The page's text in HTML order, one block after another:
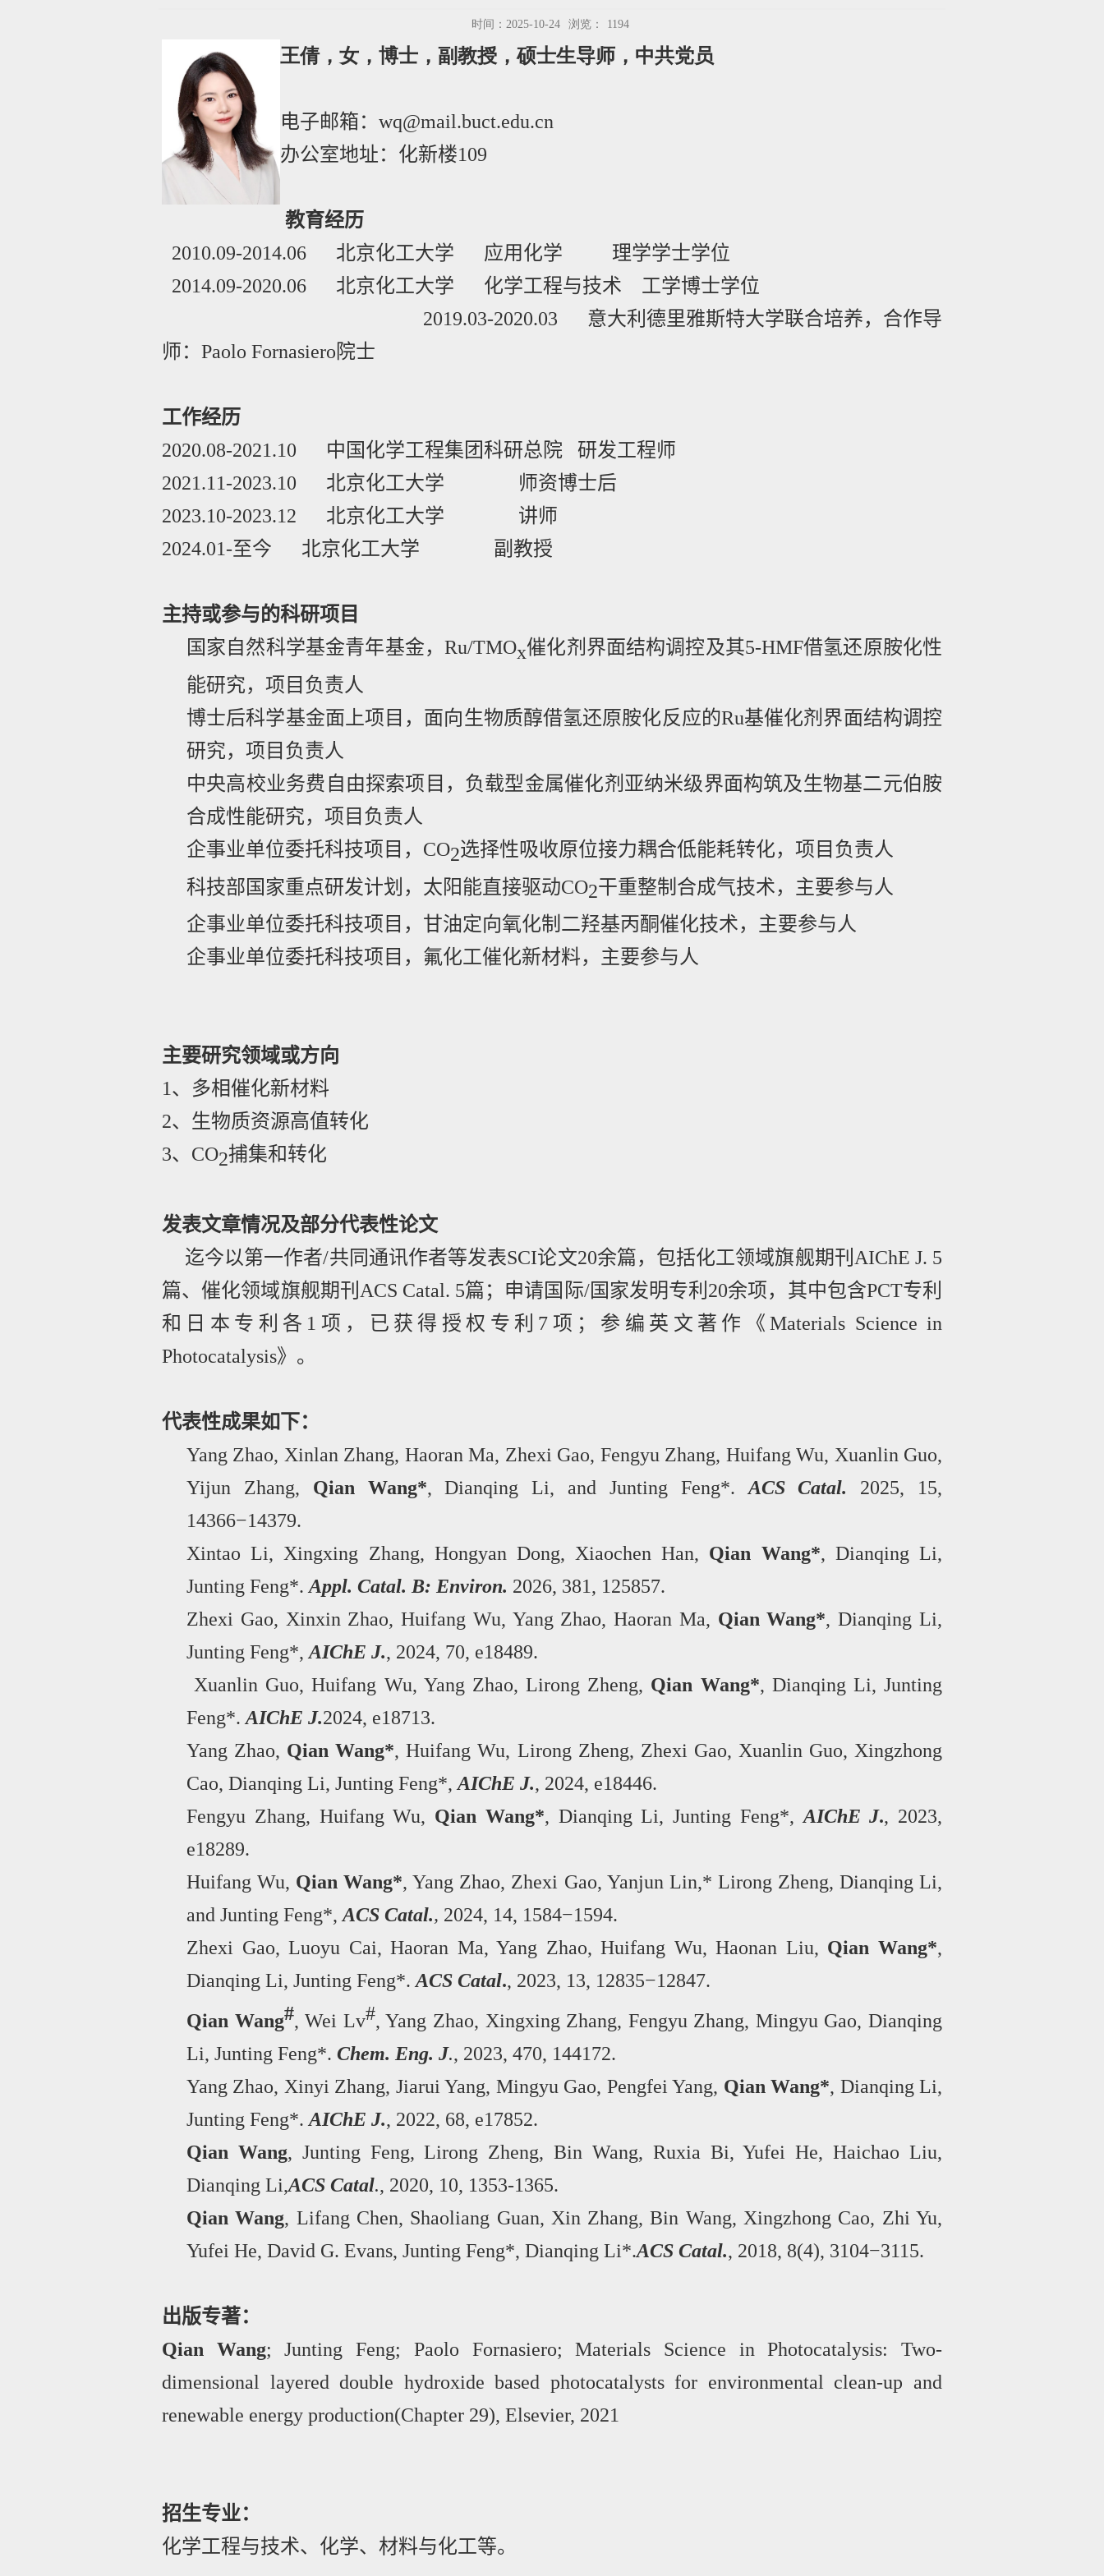
时间：2025-10-24 浏览： 1194
王倩，女，博士，副教授，硕士生导师，中共党员
电子邮箱： wq@mail.buct.edu.cn
办公室地址：化新楼109
教育经历
2010.09-2014.06 北京化工大学 应用化学 理学学士学位
2014.09-2020.06 北京化工大学 化学工程与技术 工学博士学位
2019.03-2020.03 意大利德里雅斯特大学联合培养，合作导
师： Paolo Fornasiero院士
工作经历
2020.08-2021.10 中国化学工程集团科研总院 研发工程师
2021.11-2023.10 北京化工大学 师资博士后
2023.10-2023.12 北京化工大学 讲师
2024.01-至今 北京化工大学 副教授
主持或参与的科研项目
国家自然科学基金青年基金，Ru/TMOx催化剂界面结构调控及其5-HMF借氢还原胺化性
能研究，项目负责人
博士后科学基金面上项目，面向生物质醇借氢还原胺化反应的Ru基催化剂界面结构调控
研究，项目负责人
中央高校业务费自由探索项目，负载型金属催化剂亚纳米级界面构筑及生物基二元伯胺
合成性能研究，项目负责人
企事业单位委托科技项目， CO2选择性吸收原位接力耦合低能耗转化，项目负责人
科技部国家重点研发计划，太阳能直接驱动CO2干重整制合成气技术，主要参与人
企事业单位委托科技项目，甘油定向氧化制二羟基丙酮催化技术，主要参与人
企事业单位委托科技项目，氟化工催化新材料，主要参与人
主要研究领域或方向
1、多相催化新材料
2、生物质资源高值转化
3、 CO2捕集和转化
发表文章情况及部分代表性论文
迄今以第一作者/共同通讯作者等发表SCI论文20余篇，包括化工领域旗舰期刊 AIChE J. 5
篇、催化领域旗舰期刊 ACS Catal. 5篇；申请国际/国家发明专利 20余项，其中包含PCT专利
和日本专利各 1 项，已获得授权专利 7 项；参编英文著作《Materials Science in
Photocatalysis》。
代表性成果如下：
Yang Zhao, Xinlan Zhang, Haoran Ma, Zhexi Gao, Fengyu Zhang, Huifang Wu, Xuanlin Guo,
Yijun Zhang, Qian Wang*, Dianqing Li, and Junting Feng*. ACS Catal. 2025, 15,
14366−14379.
Xintao Li, Xingxing Zhang, Hongyan Dong, Xiaochen Han, Qian Wang*, Dianqing Li,
Junting Feng*.Appl. Catal. B: Environ. 2026, 381, 125857.
Zhexi Gao, Xinxin Zhao, Huifang Wu, Yang Zhao, Haoran Ma, Qian Wang*, Dianqing Li,
Junting Feng*,AIChE J., 2024, 70, e18489.
Xuanlin Guo, Huifang Wu, Yang Zhao, Lirong Zheng, Qian Wang*, Dianqing Li, Junting
Feng*.AIChE J.2024, e18713.
Yang Zhao, Qian Wang*, Huifang Wu, Lirong Zheng, Zhexi Gao, Xuanlin Guo, Xingzhong
Cao, Dianqing Li, Junting Feng*,AIChE J., 2024, e18446.
Fengyu Zhang, Huifang Wu, Qian Wang*, Dianqing Li, Junting Feng*,AIChE J., 2023,
e18289.
Huifang Wu, Qian Wang*, Yang Zhao, Zhexi Gao, Yanjun Lin,* Lirong Zheng, Dianqing Li,
and Junting Feng*,ACS Catal., 2024, 14, 1584−1594.
Zhexi Gao, Luoyu Cai, Haoran Ma, Yang Zhao, Huifang Wu, Haonan Liu, Qian Wang*,
Dianqing Li, Junting Feng*.ACS Catal., 2023, 13, 12835−12847.
Qian Wang#, Wei Lv#, Yang Zhao, Xingxing Zhang, Fengyu Zhang, Mingyu Gao, Dianqing
Li, Junting Feng*. Chem. Eng. J., 2023, 470, 144172.
Yang Zhao, Xinyi Zhang, Jiarui Yang, Mingyu Gao, Pengfei Yang, Qian Wang*, Dianqing Li,
Junting Feng*.AIChE J., 2022, 68, e17852.
Qian Wang, Junting Feng, Lirong Zheng, Bin Wang, Ruxia Bi, Yufei He, Haichao Liu,
Dianqing Li,ACS Catal., 2020, 10, 1353-1365.
Qian Wang, Lifang Chen, Shaoliang Guan, Xin Zhang, Bin Wang, Xingzhong Cao, Zhi Yu,
Yufei He, David G. Evans, Junting Feng*, Dianqing Li*.ACS Catal., 2018, 8(4), 3104−3115.
出版专著：
Qian Wang; Junting Feng; Paolo Fornasiero; Materials Science in Photocatalysis: Two-
dimensional layered double hydroxide based photocatalysts for environmental clean-up and
renewable energy production(Chapter 29), Elsevier, 2021
招生专业：
化学工程与技术、化学、材料与化工等。